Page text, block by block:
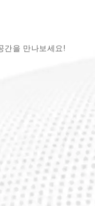
간을 만나보세요!